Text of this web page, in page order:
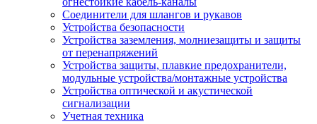
Соединители для шлангов и рукавов
Устройства безопасности
Устройства заземления, молниезащиты и защиты
от перенапряжений
Устройства защиты, плавкие предохранители,
модульные устройства/монтажные устройства
Устройства оптической и акустической
сигнализации
Учетная техника